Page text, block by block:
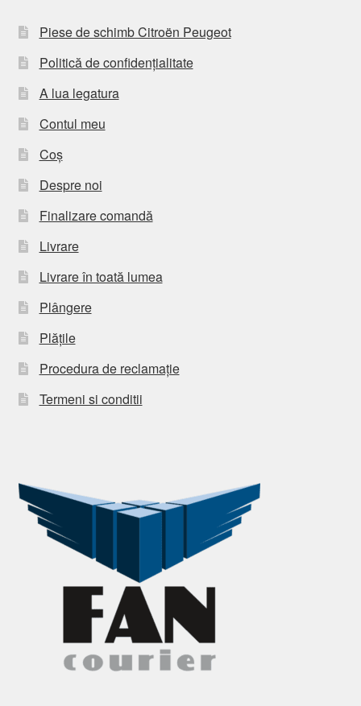
Piese de schimb Citroën Peugeot
Politică de confidențialitate
A lua legatura
Contul meu
Coș
Despre noi
Finalizare comandă
Livrare
Livrare în toată lumea
Plângere
Plățile
Procedura de reclamație
Termeni si conditii